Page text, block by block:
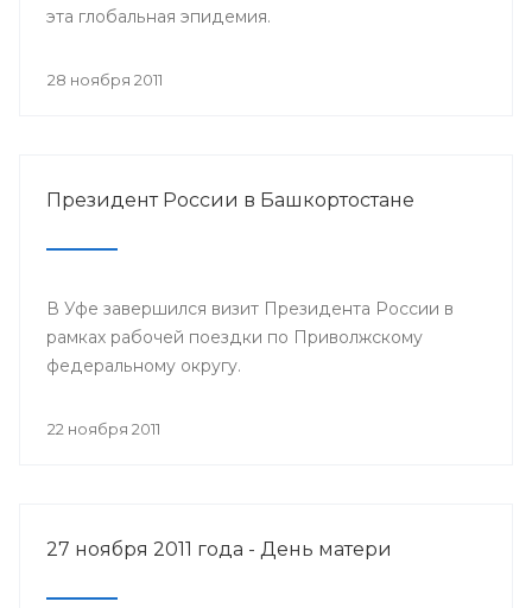
эта глобальная эпидемия.
28 ноября 2011
Президент России в Башкортостане
В Уфе завершился визит Президента России в
рамках рабочей поездки по Приволжскому
федеральному округу.
22 ноября 2011
27 ноября 2011 года - День матери